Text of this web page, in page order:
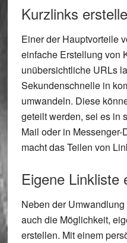
Kurzlinks
Einer der Hauptvorteile
einfache Erstellung von
unübersichtliche URLs
Sekundenschnelle in
umwandeln. Diese
geteilt werden, sei es in
Mail oder in
macht das Teilen von
Eigene Linkliste
Neben der
auch die Möglichkeit,
erstellen. Mit einem